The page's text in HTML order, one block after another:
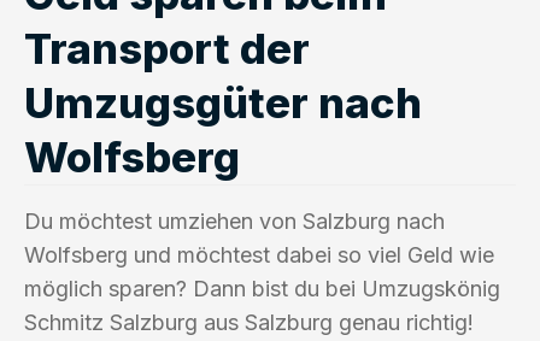
Transport der
Umzugsgüter nach
Wolfsberg
Du möchtest umziehen von Salzburg nach
Wolfsberg und möchtest dabei so viel Geld wie
möglich sparen? Dann bist du bei Umzugskönig
Schmitz Salzburg aus Salzburg genau richtig!